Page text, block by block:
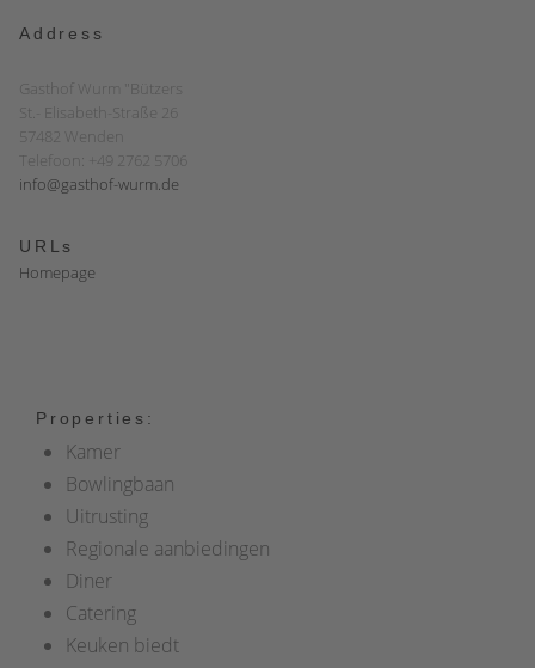
Address
Gasthof Wurm "Bützers
St.- Elisabeth-Straße 26
57482 Wenden
Telefoon: +49 2762 5706
info@gasthof-wurm.de
URLs
Homepage
Properties:
Kamer
Bowlingbaan
Uitrusting
Regionale aanbiedingen
Diner
Catering
Keuken biedt